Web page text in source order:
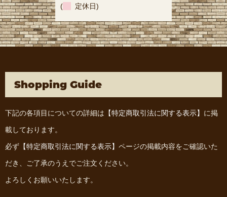
( 定休日)
Shopping Guide
下記の各項目についての詳細は 【特定商取引法に関する表示】 に掲
載しております。
必ず 【特定商取引法に関する表示】 ページの掲載内容をご確認いた
だき、ご了承のうえでご注文ください。
よろしくお願いいたします。